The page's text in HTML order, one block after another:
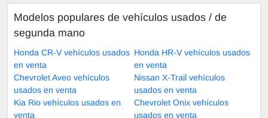
Modelos populares de vehículos usados ​​/ de
segunda mano
Honda CR-V vehículos usados
en venta
Honda HR-V vehículos usados
en venta
Chevrolet Aveo vehículos
usados en venta
Nissan X-Trail vehículos
usados en venta
Kia Rio vehículos usados en
venta
Chevrolet Onix vehículos
usados en venta